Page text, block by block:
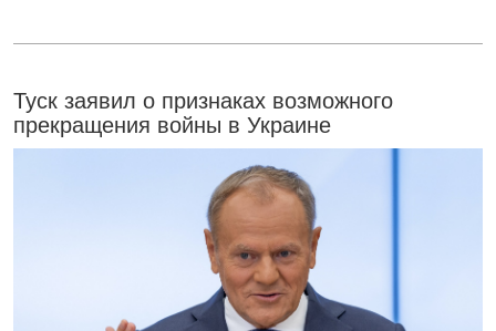
Туск заявил о признаках возможного
прекращения войны в Украине